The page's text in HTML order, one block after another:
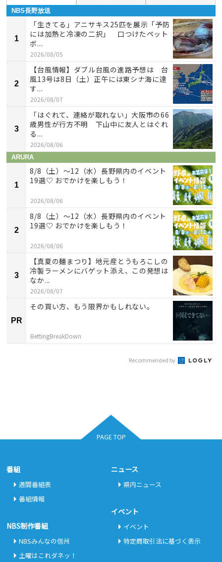
NBS長野放送
1
「生きてる」アニサキス25匹を展示「予防
には加熱と冷凍の二択」 口つけたペット
ボ...
2026/08/05
2
【台風情報】ダブル台風の進路予想は 台
風13号は8日（土）正午には東シナ海に達
す...
2026/08/07
3
「はぐれて、連絡が取れない」大阪市の66
歳男性が行方不明 下山中に友人とはぐれ
る...
2026/08/06
ARURA
1
8/8（土）〜12（水）長野県内のイベント
19選♡ おでかけを楽しもう！
2026/08/06
2
8/8（土）〜12（水）長野県内のイベント
19選♡ おでかけを楽しもう！
2026/08/06
3
【真夏の麺まつり】地元産とうもろこしの
冷製ラーメンにバゲット添え、この発想は
なか...
2026/08/07
PR
その買い方、もう限界かもしれない。
BettingBreakDown
Recommended by
PAGE TOP
番組
週間番組表
番組情報
NBS制作番組
NBSみんなの信州
土曜はこれダネッ！
ニュース
県内ニュース
イベント
イベント
特定商取引法に基づく表示